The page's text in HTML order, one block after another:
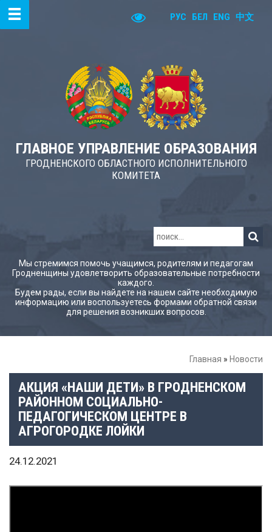
РУС БЕЛ ENG 中文
ГЛАВНОЕ УПРАВЛЕНИЕ ОБРАЗОВАНИЯ
ГРОДНЕНСКОГО ОБЛАСТНОГО ИСПОЛНИТЕЛЬНОГО
КОМИТЕТА
Мы стремимся помочь учащимся, родителям и педагогам
Гродненщины удовлетворить образовательные потребности
каждого.
Будем рады, если вы найдете на нашем сайте необходимую
информацию или воспользуетесь формами обратной связи
для решения возникших вопросов.
Главная » Новости
АКЦИЯ «НАШИ ДЕТИ» В ГРОДНЕНСКОМ
РАЙОННОМ СОЦИАЛЬНО-
ПЕДАГОГИЧЕСКОМ ЦЕНТРЕ В
АГРОГОРОДКЕ ЛОЙКИ
24.12.2021